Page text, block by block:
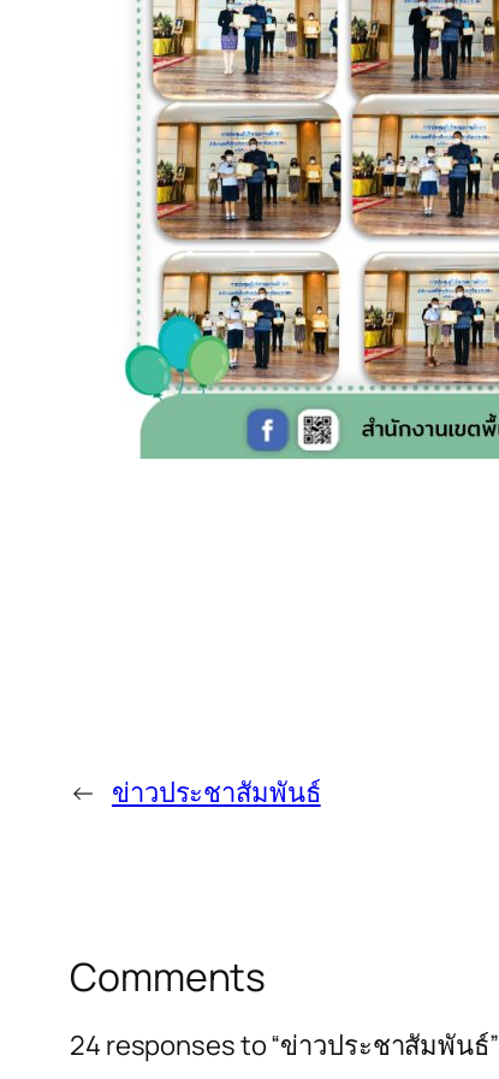
← ข่าวประชาสัมพันธ์
Comments
24 responses to “ข่าวประชาสัมพันธ์”